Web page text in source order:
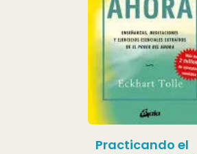
Practicando el